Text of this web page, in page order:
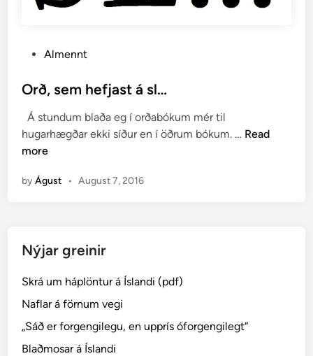
s
e
d
i
Almennt
Orð, sem hefjast á sl…
Á stundum blaða eg í orðabókum mér til
hugarhægðar ekki síður en í öðrum bókum. … O
s
Read
more
byÁgust • August 7, 2016
Nýjar greinir
Skrá um háplöntur á Íslandi (pdf)
Naflar á förnum vegi
„Sáð er forgengilegu, en upprís óforgengilegt“
Blaðmosar á Íslandi